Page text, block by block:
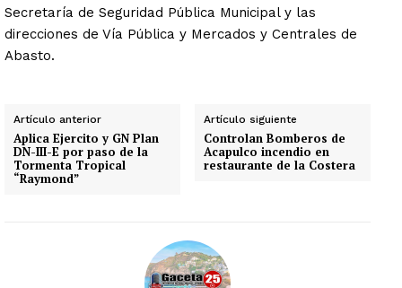
Secretaría de Seguridad Pública Municipal y las
direcciones de Vía Pública y Mercados y Centrales de
Abasto.
Artículo anterior
Aplica Ejercito y GN Plan
DN-III-E por paso de la
Tormenta Tropical
“Raymond”
Artículo siguiente
Controlan Bomberos de
Acapulco incendio en
restaurante de la Costera